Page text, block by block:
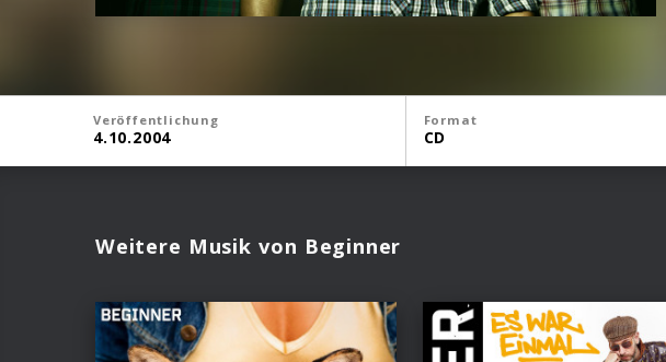
Veröffentlichung
4.10.2004
Format
CD
Weitere Musik von Beginner